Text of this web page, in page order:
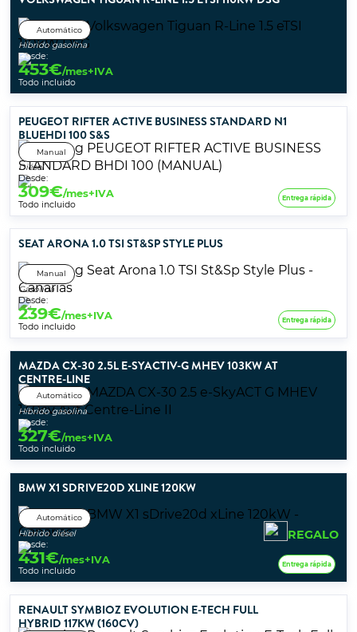
Automático
Híbrido gasolina
Desde:
453€/mes+IVA
Todo incluido
PEUGEOT RIFTER ACTIVE BUSINESS STANDARD N1
BLUEHDI 100 S&S
Manual
Diésel
Desde:
309€/mes+IVA
Todo incluido
Entrega rápida
SEAT ARONA 1.0 TSI ST&SP STYLE PLUS
Manual
Gasolina
Desde:
239€/mes+IVA
Todo incluido
Entrega rápida
MAZDA CX-30 2.5L E-SYACTIV-G MHEV 103KW AT
CENTRE-LINE
Automático
Híbrido gasolina
Desde:
327€/mes+IVA
Todo incluido
BMW X1 SDRIVE20D XLINE 120KW
Automático
Híbrido diésel REGALO
Desde:
431€/mes+IVA
Todo incluido
Entrega rápida
RENAULT SYMBIOZ EVOLUTION E-TECH FULL
HYBRID 117KW (160CV)